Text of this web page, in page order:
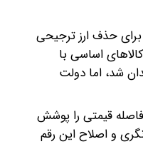
حذف ارز ترجیحی
اساسی با
شد، اما دولت
فاصله قیمتی را پوشش
و اصلاح این رقم